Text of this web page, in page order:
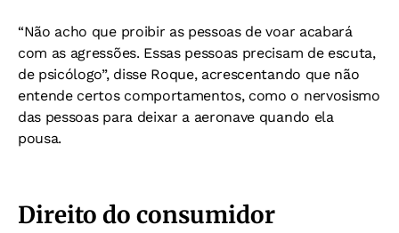
“Não acho que proibir as pessoas de voar acabará
com as agressões. Essas pessoas precisam de escuta,
de psicólogo”, disse Roque, acrescentando que não
entende certos comportamentos, como o nervosismo
das pessoas para deixar a aeronave quando ela
pousa.
Direito do consumidor